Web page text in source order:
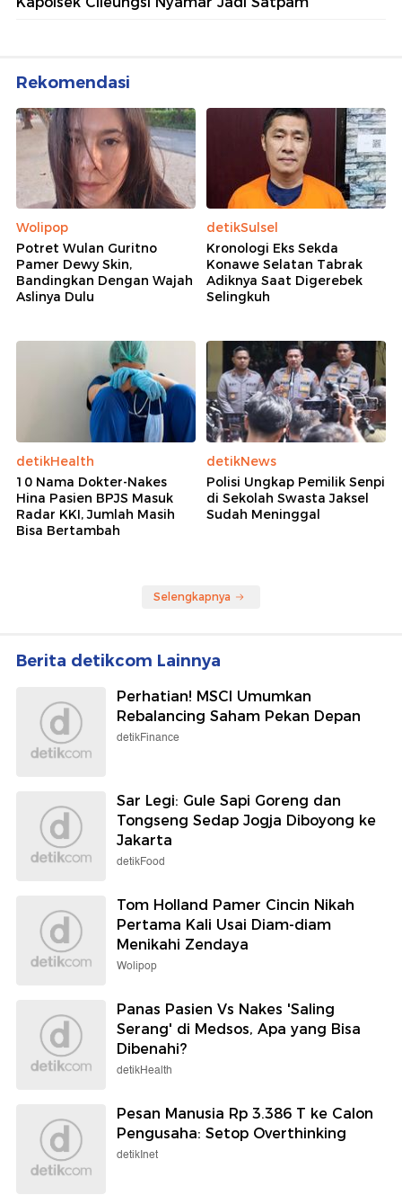
Rekomendasi
Wolipop
Potret Wulan Guritno
Pamer Dewy Skin,
Bandingkan Dengan Wajah
Aslinya Dulu
detikSulsel
Kronologi Eks Sekda
Konawe Selatan Tabrak
Adiknya Saat Digerebek
Selingkuh
detikHealth
10 Nama Dokter-Nakes
Hina Pasien BPJS Masuk
Radar KKI, Jumlah Masih
Bisa Bertambah
detikNews
Polisi Ungkap Pemilik Senpi
di Sekolah Swasta Jaksel
Sudah Meninggal
Selengkapnya
Berita detikcom Lainnya
Perhatian! MSCI Umumkan
Rebalancing Saham Pekan Depan
detikFinance
Sar Legi: Gule Sapi Goreng dan
Tongseng Sedap Jogja Diboyong ke
Jakarta
detikFood
Tom Holland Pamer Cincin Nikah
Pertama Kali Usai Diam-diam
Menikahi Zendaya
Wolipop
Panas Pasien Vs Nakes 'Saling
Serang' di Medsos, Apa yang Bisa
Dibenahi?
detikHealth
Pesan Manusia Rp 3.386 T ke Calon
Pengusaha: Setop Overthinking
detikInet